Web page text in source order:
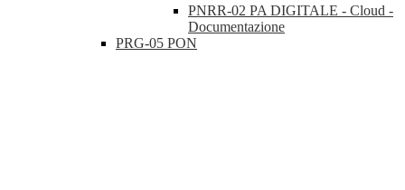
PNRR-02 PA DIGITALE - Cloud -
Documentazione
PRG-05 PON